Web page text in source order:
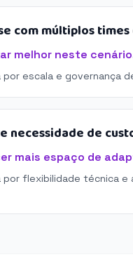
com múltiplos
melhor neste
escala e governança
necessidade de
mais espaço de
flexibilidade técnica e